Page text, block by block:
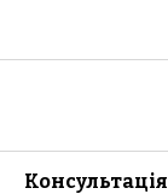
Консультація